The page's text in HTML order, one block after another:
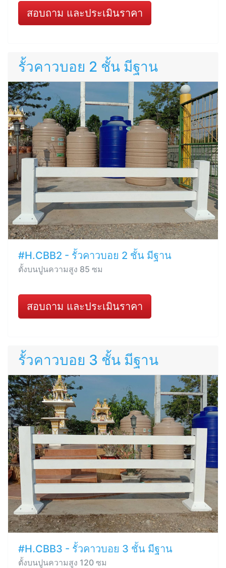
สอบถาม และประเมินราคา
รั้วคาวบอย 2 ชั้น มีฐาน
#H.CBB2 - รั้วคาวบอย 2 ชั้น มีฐาน
ตั้งบนปูนความสูง 85 ซม
สอบถาม และประเมินราคา
รั้วคาวบอย 3 ชั้น มีฐาน
#H.CBB3 - รั้วคาวบอย 3 ชั้น มีฐาน
ตั้งบนปูนความสูง 120 ซม